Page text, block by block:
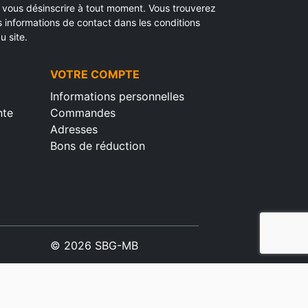
désinscrire à tout moment. Vous trouverez
informations de contact dans les conditions
site.
VOTRE COMPTE
Informations personnelles
Commandes
Adresses
Bons de réduction
© 2026 SBG-MB